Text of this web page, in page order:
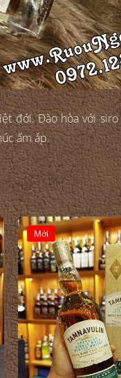
đới. Đào hòa với
ấm áp.
Mới